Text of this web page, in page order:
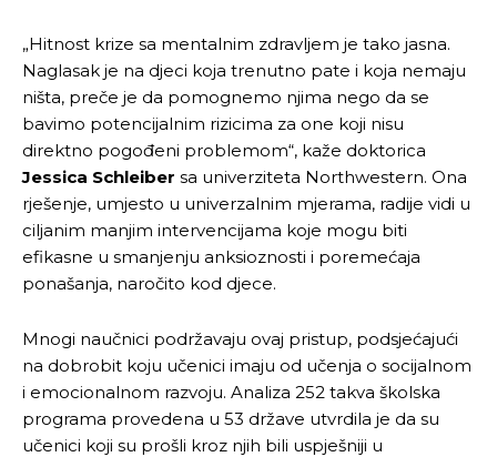
„Hitnost krize sa mentalnim zdravljem je tako jasna.
Naglasak je na djeci koja trenutno pate i koja nemaju
ništa, preče je da pomognemo njima nego da se
bavimo potencijalnim rizicima za one koji nisu
direktno pogođeni problemom“, kaže doktorica
Jessica Schleiber sa univerziteta Northwestern. Ona
rješenje, umjesto u univerzalnim mjerama, radije vidi u
ciljanim manjim intervencijama koje mogu biti
efikasne u smanjenju anksioznosti i poremećaja
ponašanja, naročito kod djece.
Mnogi naučnici podržavaju ovaj pristup, podsjećajući
na dobrobit koju učenici imaju od učenja o socijalnom
i emocionalnom razvoju. Analiza 252 takva školska
programa provedena u 53 države utvrdila je da su
učenici koji su prošli kroz njih bili uspješniji u